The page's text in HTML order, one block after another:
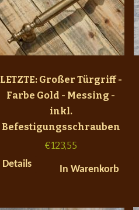
LETZTE: Großer Türgriff -
Farbe Gold - Messing -
inkl.
Befestigungsschrauben
€123,55
Details
In Warenkorb